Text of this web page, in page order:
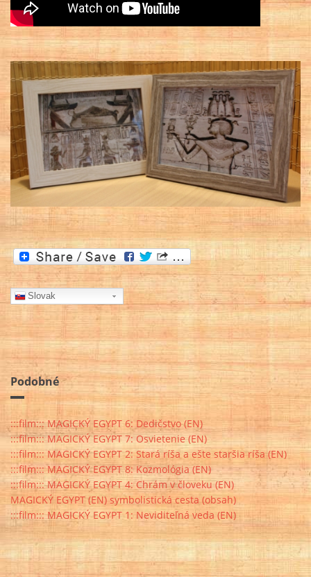
Slovak
Podobné
:::film::: MAGICKÝ EGYPT 6: Dedičstvo (EN)
:::film::: MAGICKÝ EGYPT 7: Osvietenie (EN)
:::film::: MAGICKÝ EGYPT 2: Stará ríša a ešte staršia ríša (EN)
:::film::: MAGICKÝ EGYPT 8: Kozmológia (EN)
:::film::: MAGICKÝ EGYPT 4: Chrám v človeku (EN)
MAGICKÝ EGYPT (EN) symbolistická cesta (obsah)
:::film::: MAGICKÝ EGYPT 1: Neviditeľná veda (EN)